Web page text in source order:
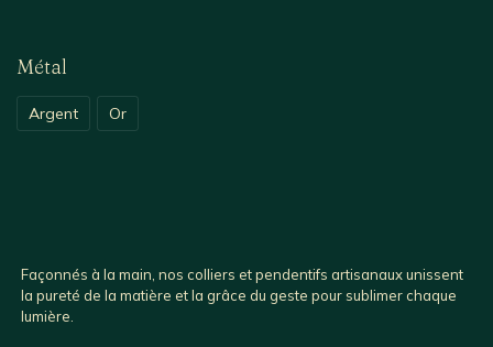
Façonnés à la main, nos colliers et pendentifs artisanaux unissent
la pureté de la matière et la grâce du geste pour sublimer chaque
lumière.
Métal
Argent Or